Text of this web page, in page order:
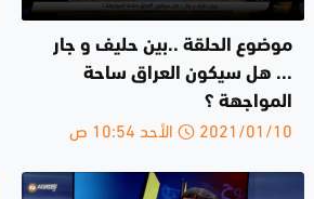
موضوع الحلقة ..بين حليف و جار
... هل سيكون العراق ساحة
المواجهة ؟
2021/01/10 الأحد 10:54 ص